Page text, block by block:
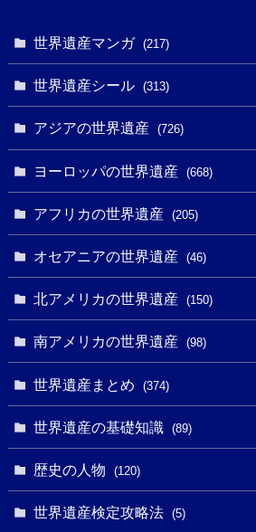
世界遺産マンガ (217)
世界遺産シール (313)
アジアの世界遺産 (726)
(6)
(10)
(10)
ヨーロッパの世界遺産 (668)
(4)
(3)
(6)
(1)
(43)
(4)
アフリカの世界遺産 (205)
(8)
(1)
(32)
(13)
オセアニアの世界遺産 (46)
(25)
(6)
(1)
北アメリカの世界遺産 (150)
(31)
(27)
南アメリカの世界遺産 (98)
(4)
世界遺産まとめ (374)
世界遺産の基礎知識 (89)
歴史の人物 (120)
世界遺産検定攻略法 (5)